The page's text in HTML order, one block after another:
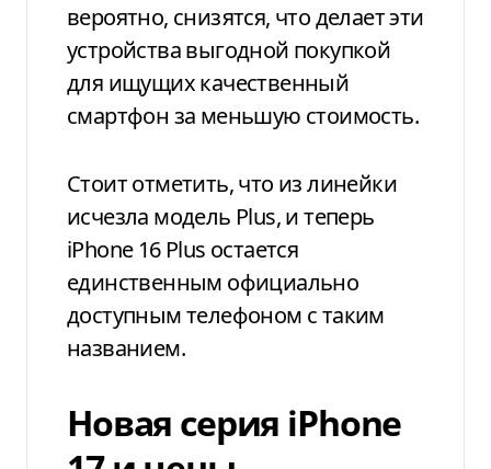
вероятно, снизятся, что делает эти
устройства выгодной покупкой
для ищущих качественный
смартфон за меньшую стоимость.
Стоит отметить, что из линейки
исчезла модель Plus, и теперь
iPhone 16 Plus остается
единственным официально
доступным телефоном с таким
названием.
Новая серия iPhone